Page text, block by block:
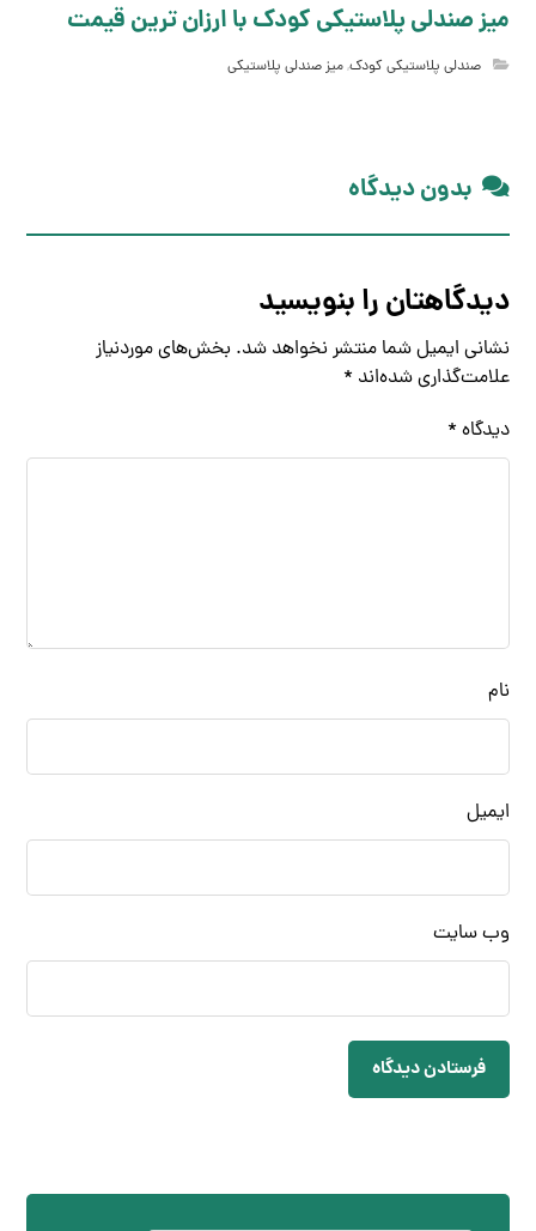
میز صندلی پلاستیکی کودک با ارزان ترین قیمت
صندلی پلاستیکی کودک,میز صندلی پلاستیکی
بدون دیدگاه
دیدگاهتان را بنویسید
نشانی ایمیل شما منتشر نخواهد شد. بخش‌های موردنیاز
علامت‌گذاری شده‌اند *
دیدگاه *
نام
ایمیل
وب‌ سایت
فرستادن دیدگاه